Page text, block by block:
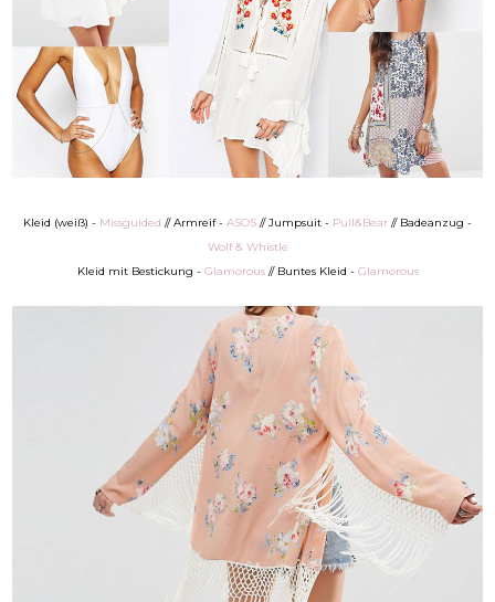
Kleid (weiß) - Missguided // Armreif - ASOS // Jumpsuit - Pull&Bear // Badeanzug -
Wolf & Whistle
Kleid mit Bestickung - Glamorous// Buntes Kleid - Glamorous